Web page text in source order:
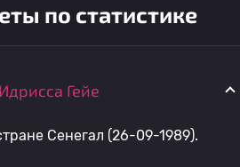
по статистике
Гейе
Сенегал (26-09-1989).